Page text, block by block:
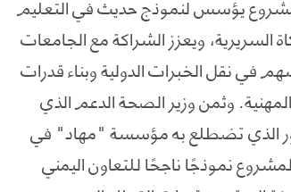
السريرية، ويعزز الشراكة مع الجامعات
في نقل الخبرات الدولية وبناء قدرات
وثمن وزير الصحة الدعم الذي
الذي تضطلع به مؤسسة "مهاد" في
نموذجًا ناجحًا للتعاون اليمني